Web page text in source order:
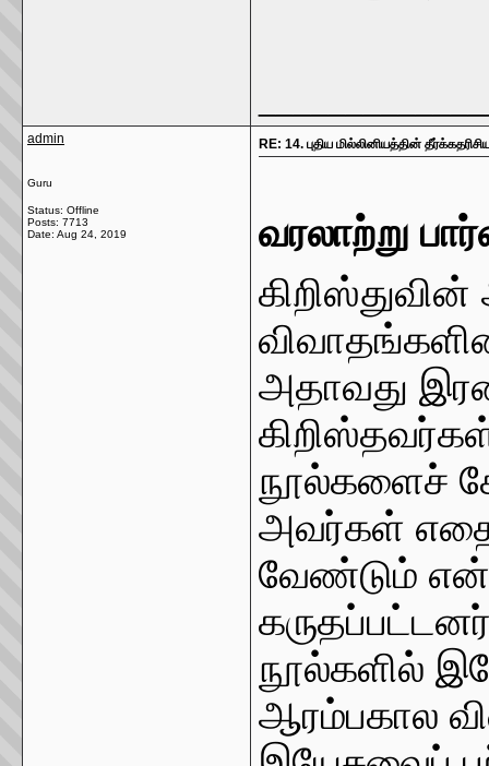
admin
Guru
Status: Offline
Posts: 7713
Date: Aug 24, 2019
RE: 14. புதிய மில்லினியத்தின்
வரலாற்று
அதாவது
நூல்களைச்
அவர்கள் எதை
வேண்டும்
நூல்களில்
ஆரம்பகால